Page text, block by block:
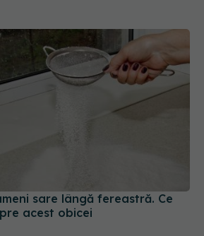
sare lângă fereastră. Ce
acest obicei